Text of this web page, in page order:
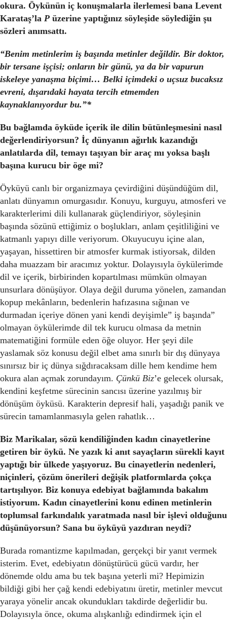
okura. Öykünün iç konuşmalarla ilerlemesi bana Levent
Karataş’la P üzerine yaptığınız söyleşide söylediğin şu
sözleri anımsattı.
“Benim metinlerim iş başında metinler değildir. Bir doktor,
bir tersane işçisi; onların bir günü, ya da bir vapurun
iskeleye yanaşma biçimi… Belki içimdeki o uçsuz bucaksız
evreni, dışarıdaki hayata tercih etmemden
kaynaklanıyordur bu.”*
Bu bağlamda öyküde içerik ile dilin bütünleşmesini nasıl
değerlendiriyorsun? İç dünyanın ağırlık kazandığı
anlatılarda dil, temayı taşıyan bir araç mı yoksa başlı
başına kurucu bir öge mi?
Öyküyü canlı bir organizmaya çevirdiğini düşündüğüm dil,
anlatı dünyamın omurgasıdır. Konuyu, kurguyu, atmosferi ve
karakterlerimi dili kullanarak güçlendiriyor, söyleşinin
başında sözünü ettiğimiz o boşlukları, anlam çeşitliliğini ve
katmanlı yapıyı dille veriyorum. Okuyucuyu içine alan,
yaşayan, hissettiren bir atmosfer kurmak istiyorsak, dilden
daha muazzam bir aracımız yoktur. Dolayısıyla öykülerimde
dil ve içerik, birbirinden kopartılması mümkün olmayan
unsurlara dönüşüyor. Olaya değil duruma yönelen, zamandan
kopup mekânların, bedenlerin hafızasına sığınan ve
durmadan içeriye dönen yani kendi deyişimle” iş başında”
olmayan öykülerimde dil tek kurucu olmasa da metnin
matematiğini formüle eden öğe oluyor. Her şeyi dile
yaslamak söz konusu değil elbet ama sınırlı bir dış dünyaya
sınırsız bir iç dünya sığdıracaksam dille hem kendime hem
okura alan açmak zorundayım. Çünkü Biz’e gelecek olursak,
kendini keşfetme sürecinin sancısı üzerine yazılmış bir
dönüşüm öyküsü. Karakterin depresif hali, yaşadığı panik ve
sürecin tamamlanmasıyla gelen rahatlık…
Biz Marikalar, sözü kendiliğinden kadın cinayetlerine
getiren bir öykü. Ne yazık ki anıt sayaçların sürekli kayıt
yaptığı bir ülkede yaşıyoruz. Bu cinayetlerin nedenleri,
niçinleri, çözüm önerileri değişik platformlarda çokça
tartışılıyor. Biz konuya edebiyat bağlamında bakalım
istiyorum. Kadın cinayetlerini konu edinen metinlerin
toplumsal farkındalık yaratmada nasıl bir işlevi olduğunu
düşünüyorsun? Sana bu öyküyü yazdıran neydi?
Burada romantizme kapılmadan, gerçekçi bir yanıt vermek
isterim. Evet, edebiyatın dönüştürücü gücü vardır, her
dönemde oldu ama bu tek başına yeterli mi? Hepimizin
bildiği gibi her çağ kendi edebiyatını üretir, metinler mevcut
yaraya yönelir ancak okundukları takdirde değerlidir bu.
Dolayısıyla önce, okuma alışkanlığı edindirmek için el